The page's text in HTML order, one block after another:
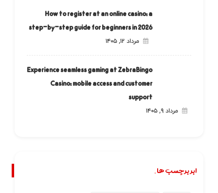
How to register at an online casino: a
step-by-step guide for beginners in 2026
مرداد ۱۲, ۱۴۰۵
Experience seamless gaming at ZebraBingo
Casino: mobile access and customer
support
مرداد ۹, ۱۴۰۵
ابر برچسب ها.